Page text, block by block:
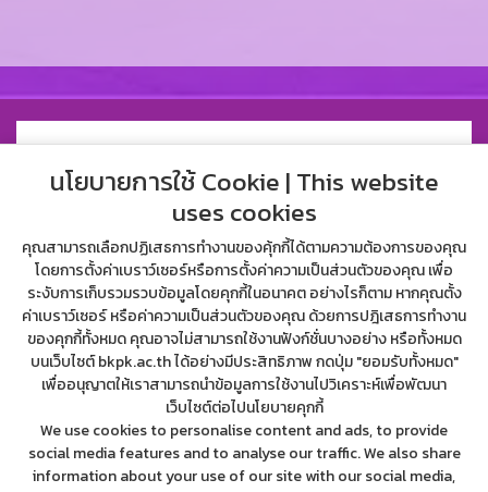
34 บางคล้า-แปลงยาว ซอย บางคล้า-แปลงยาว ตำบล บางคล้า อำเภอ
บางคล้า ฉะเชิงเทรา 24120
038-451138, 098-2727834, 091-1094629
bangklapittayakom@bkpk.ac.th
นโยบายการใช้ Cookie | This website
uses cookies
คุณสามารถเลือกปฏิเสธการทำงานของคุ้กกี้ได้ตามความต้องการของคุณ
โดยการตั้งค่าเบราว์เซอร์หรือการตั้งค่าความเป็นส่วนตัวของคุณ เพื่อ
ระงับการเก็บรวมรวบข้อมูลโดยคุกกี้ในอนาคต อย่างไรก็ตาม หากคุณตั้ง
ค่าเบราว์เซอร์ หรือค่าความเป็นส่วนตัวของคุณ ด้วยการปฎิเสธการทำงาน
ของคุกกี้ทั้งหมด คุณอาจไม่สามารถใช้งานฟังก์ชั่นบางอย่าง หรือทั้งหมด
บนเว็บไซต์ bkpk.ac.th ได้อย่างมีประสิทธิภาพ กดปุ่ม "ยอมรับทั้งหมด"
เพื่ออนุญาตให้เราสามารถนำข้อมูลการใช้งานไปวิเคราะห์เพื่อพัฒนา
เว็บไซต์ต่อไปนโยบายคุกกี้
We use cookies to personalise content and ads, to provide
social media features and to analyse our traffic. We also share
information about your use of our site with our social media,